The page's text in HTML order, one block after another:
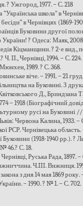
? Ужгород, 1977. – С. 218
школа" в
в Чернівцях (1869-
Буковини другої
? Одеса: Маяк, 2008.
Кіцманщини. ? 2-е вид.,
II., Чернівці, 1994. – С. 224.
1989. ? С. 368.
віче. – 1991. – 21
на Буковині. З
Д.,
– 1918 (Біографічний
русі на Буковині //
Червона Калина, 1933. –
РСР. Чернівецька
(1918-1940 рр.). ?
46.? С. 18.
Руська Рада, 1897. –
Ч.III. Вижниця.
з дня 14 мая 1869 року. –
– 1990. ? № 1. – С. 702.